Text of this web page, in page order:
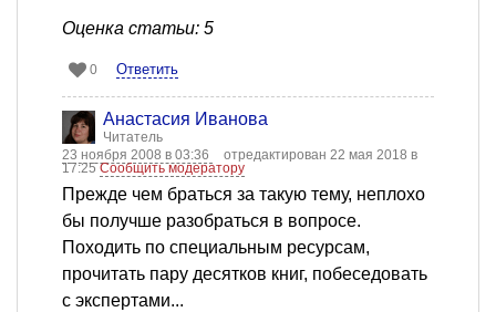
Оценка статьи: 5
0 Ответить
Анастасия Иванова
Читатель
23 ноября 2008 в 03:36
отредактирован 22 мая 2018 в
17:25Сообщить модератору
Прежде чем браться за такую тему, неплохо
бы получше разобраться в вопросе.
Походить по специальным ресурсам,
прочитать пару десятков книг, побеседовать
с экспертами...